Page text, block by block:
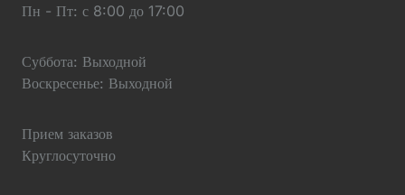
Пн - Пт: с 8:00 до 17:00
Суббота: Выходной
Воскресенье: Выходной
Прием заказов
Круглосуточно